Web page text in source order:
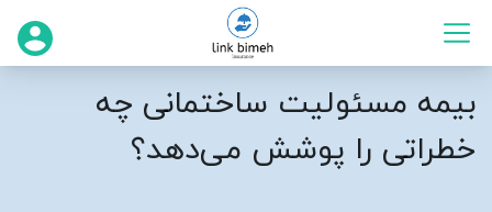
بیمه مسئولیت ساختمانی چه
خطراتی را پوشش می‌دهد؟